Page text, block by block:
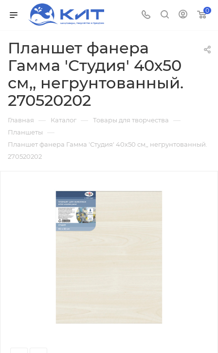
0
Планшет фанера
Гамма 'Студия' 40х50
см,, негрунтованный.
270520202
Главная — Каталог — Товары для творчества —
Планшеты —
Планшет фанера Гамма 'Студия' 40х50 см,, негрунтованный.
270520202